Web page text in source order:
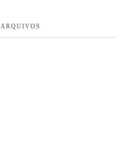
ARQUIVOS